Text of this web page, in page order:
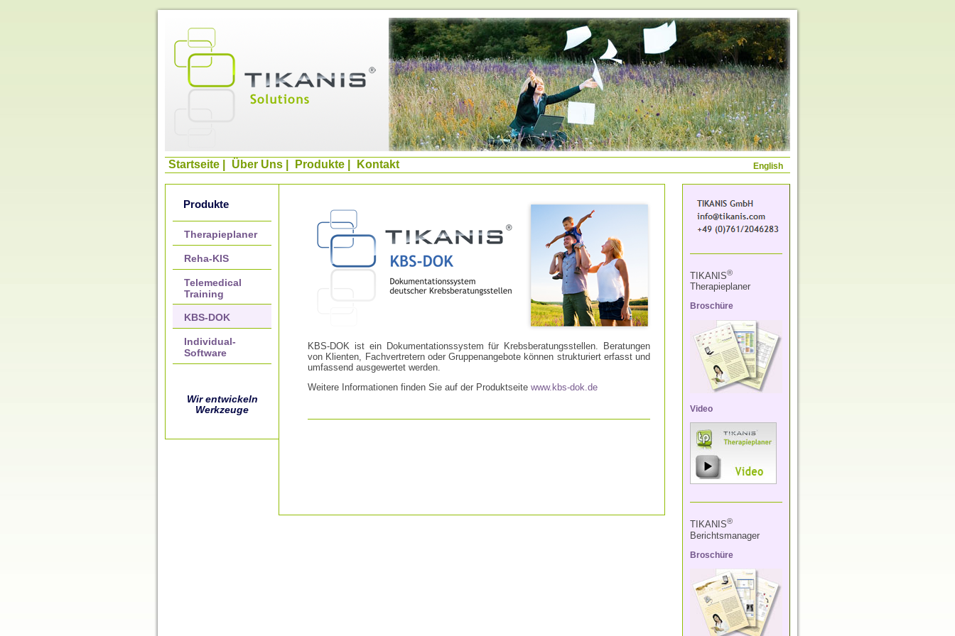
Startseite Über Uns Produkte Kontakt English
Produkte
Therapieplaner
Reha-KIS
Telemedical
Training
KBS-DOK
Individual-
Software
Wir entwickeln
Werkzeuge
TIKANIS®
Therapieplaner
Broschüre
Video
TIKANIS®
Berichtsmanager
Broschüre
KBS-DOK ist ein Dokumentationssystem für Krebsberatungsstellen. Beratungen
von Klienten, Fachvertretern oder Gruppenangebote können strukturiert erfasst und
umfassend ausgewertet werden.
Weitere Informationen finden Sie auf der Produktseite www.kbs-dok.de